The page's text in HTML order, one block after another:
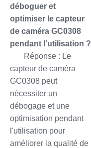
déboguer et
optimiser le capteur
de caméra GC0308
pendant l'utilisation ?
Réponse : Le
capteur de caméra
GC0308 peut
nécessiter un
débogage et une
optimisation pendant
l'utilisation pour
améliorer la qualité de